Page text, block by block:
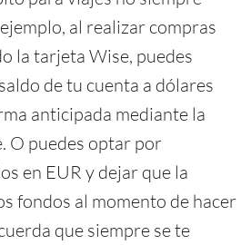
al realizar compras
la tarjeta Wise, puedes
de tu cuenta a dólares
anticipada mediante la
O puedes optar por
en EUR y dejar que la
fondos al momento de hacer
que siempre se te